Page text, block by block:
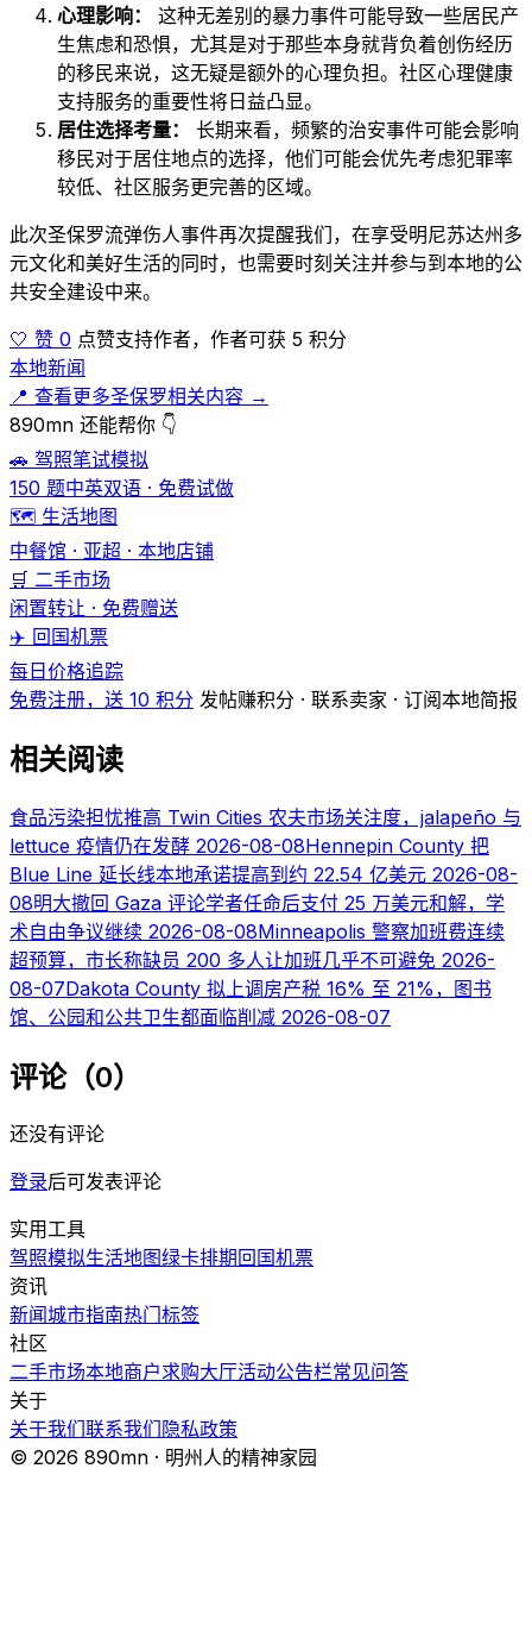
心理影响：
这种无差别的暴力事件可能导致一些居民产
生焦虑和恐惧，尤其是对于那些本身就背负着创伤经历
的移民来说，这无疑是额外的心理负担。社区心理健康
支持服务的重要性将日益凸显。
居住选择考量：
长期来看，频繁的治安事件可能会影响
移民对于居住地点的选择，他们可能会优先考虑犯罪率
较低、社区服务更完善的区域。
此次圣保罗流弹伤人事件再次提醒我们，在享受明尼苏达州多
元文化和美好生活的同时，也需要时刻关注并参与到本地的公
共安全建设中来。
🤍 赞 0 点赞支持作者，作者可获 5 积分
本地新闻
📍 查看更多圣保罗相关内容 →
890mn 还能帮你 👇
🚗 驾照笔试模拟
150 题中英双语 · 免费试做
🗺️ 生活地图
中餐馆 · 亚超 · 本地店铺
🛒 二手市场
闲置转让 · 免费赠送
✈️ 回国机票
每日价格追踪
免费注册，送 10 积分 发帖赚积分 · 联系卖家 · 订阅本地简报
相关阅读
食品污染担忧推高 Twin Cities 农夫市场关注度，jalapeño 与
lettuce 疫情仍在发酵 2026-08-08Hennepin County 把
Blue Line 延长线本地承诺提高到约 22.54 亿美元 2026-08-
08明大撤回 Gaza 评论学者任命后支付 25 万美元和解，学
术自由争议继续 2026-08-08Minneapolis 警察加班费连续
超预算，市长称缺员 200 多人让加班几乎不可避免 2026-
08-07Dakota County 拟上调房产税 16% 至 21%，图书
馆、公园和公共卫生都面临削减 2026-08-07
评论（0）
还没有评论
登录后可发表评论
实用工具
驾照模拟生活地图绿卡排期 回国机票
资讯
新闻城市指南热门标签
社区
二手市场本地商户求购大厅活动公告栏常见问答
关于
关于我们联系我们 隐私政策
© 2026 890mn · 明州人的精神家园